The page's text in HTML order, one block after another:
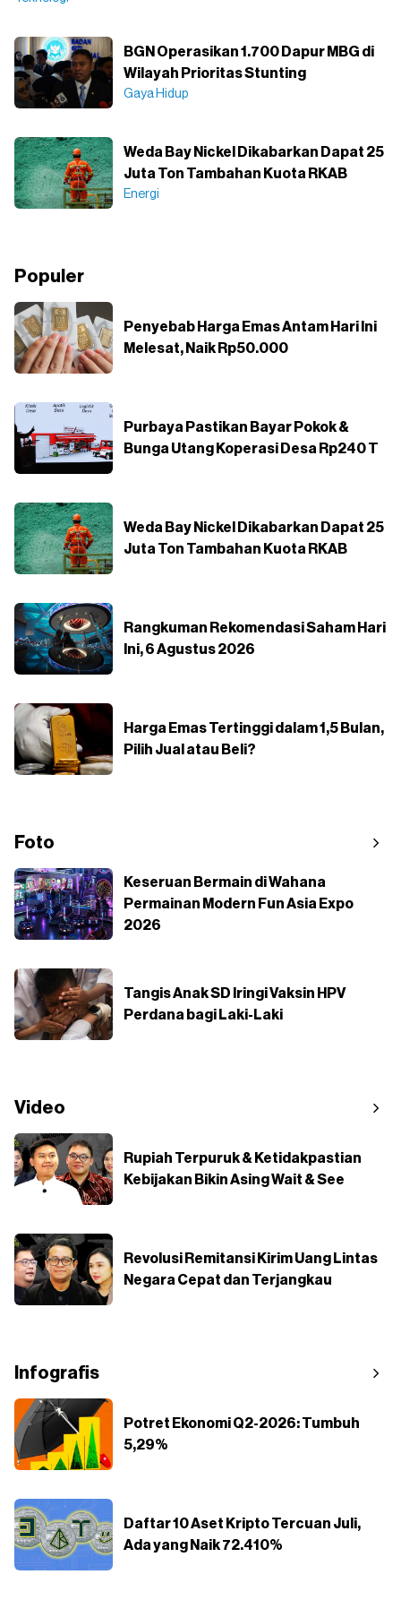
BGN Operasikan 1.700 Dapur MBG di
Wilayah Prioritas Stunting
Gaya Hidup
Weda Bay Nickel Dikabarkan Dapat 25
Juta Ton Tambahan Kuota RKAB
Energi
Populer
Penyebab Harga Emas Antam Hari Ini
Melesat, Naik Rp50.000
Purbaya Pastikan Bayar Pokok &
Bunga Utang Koperasi Desa Rp240 T
Weda Bay Nickel Dikabarkan Dapat 25
Juta Ton Tambahan Kuota RKAB
Rangkuman Rekomendasi Saham Hari
Ini, 6 Agustus 2026
Harga Emas Tertinggi dalam 1,5 Bulan,
Pilih Jual atau Beli?
Foto
Keseruan Bermain di Wahana
Permainan Modern Fun Asia Expo
2026
Tangis Anak SD Iringi Vaksin HPV
Perdana bagi Laki-Laki
Video
Rupiah Terpuruk & Ketidakpastian
Kebijakan Bikin Asing Wait & See
Revolusi Remitansi Kirim Uang Lintas
Negara Cepat dan Terjangkau
Infografis
Potret Ekonomi Q2-2026: Tumbuh
5,29%
Daftar 10 Aset Kripto Tercuan Juli,
Ada yang Naik 72.410%